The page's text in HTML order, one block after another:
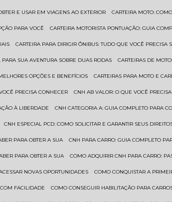
E USAR EM VIAGENS AO EXTERIOR CARTEIRA MOTO:
PARA VOCÊ CARTEIRA MOTORISTA PONTUAÇÃO: GUIA
CARTEIRA PARA DIRIGIR ÔNIBUS: TUDO QUE VOCÊ PRECISA
SUA AVENTURA SOBRE DUAS RODAS CARTEIRAS DE
OPÇÕES E BENEFÍCIOS CARTEIRAS PARA MOTO E
PRECISA CONHECER CNH AB VALOR: O QUE VOCÊ
À LIBERDADE CNH CATEGORIA A: GUIA COMPLETO PARA
CNH ESPECIAL PCD: COMO SOLICITAR E GARANTIR SEUS
PARA OBTER A SUA CNH PARA CARRO: GUIA COMPLETO
PARA OBTER A SUA COMO ADQUIRIR CNH PARA CARRO:
NOVAS OPORTUNIDADES COMO CONQUISTAR A
FACILIDADE COMO CONSEGUIR HABILITAÇÃO PARA